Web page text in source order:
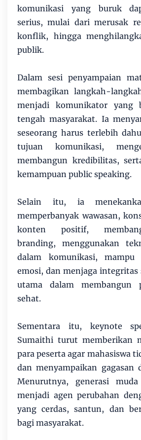
komunikasi yang buruk
serius, mulai dari merusak
konflik, hingga
publik.
Dalam sesi penyampaian
membagikan langkah-
menjadi komunikator yang
tengah masyarakat. Ia
seseorang harus terlebih
tujuan komunikasi,
membangun kredibilitas,
kemampuan public speaking.
Selain itu, ia
memperbanyak wawasan,
konten positif,
branding, menggunakan
dalam komunikasi, mampu
emosi, dan menjaga integritas
utama dalam membangun
sehat.
Sementara itu, keynote
Sumaithi turut memberikan
para peserta agar mahasiswa
dan menyampaikan gagasan
Menurutnya, generasi
menjadi agen perubahan
yang cerdas, santun, dan
bagi masyarakat.